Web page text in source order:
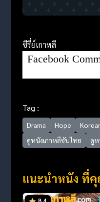
ซีรี่ย์เกาหลี
Facebook
Tag :
Drama Hope
ดูหนังเกาหลีซับไทย
ดูห
แนะนำหนัง ที่